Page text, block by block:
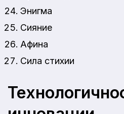
Энигма
Сияние
Афина
Сила стихии